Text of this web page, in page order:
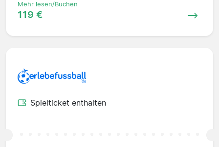
Mehr lesen/Buchen
119 €
Spielticket enthalten